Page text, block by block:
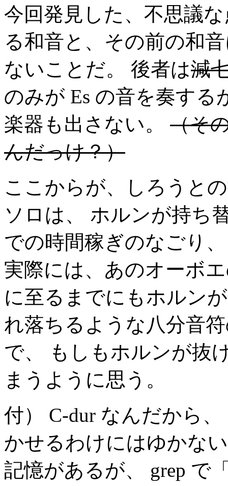
今回発見した、不思議
る和音と、その前の和
ないことだ。 後者は減
のみが Es の音を奏する
楽器も出さない。 （そ
んだっけ？）
ここからが、しろうと
ソロは、 ホルンが持ち
での時間稼ぎのなごり
実際には、あのオーボ
に至るまでにもホルン
れ落ちるような八分音
で、 もしもホルンが抜
まうように思う。
付） C-dur なんだから
かせるわけにはゆかな
記憶があるが、 grep で